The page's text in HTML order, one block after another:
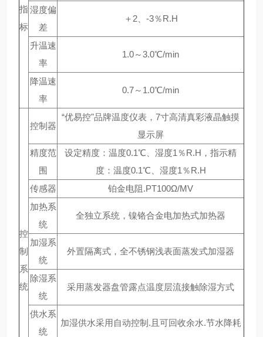
指
标
湿度偏
差
＋2、-3％R.H
升温速
率
1.0～3.0℃/min
降温速
率
0.7～1.0℃/min
控
制
系
统
控制器
“优易控"品牌温度仪表，7寸高清真彩液晶触摸
显示屏
精度范
围
设定精度：温度0.1℃、湿度1％R.H，指示精
度：温度0.1℃、湿度1％R.H
传感器
铂金电阻.PT100Ω/MV
加热系
统
全独立系统，镍铬合金电加热式加热器
加湿系
统
外置隔离式，全不锈钢浅表面蒸发式加湿器
除湿系
统
采用蒸发器盘管露点温度层流接触除湿方式
供水系
统
加湿供水采用自动控制.且可回收余水.节水降耗